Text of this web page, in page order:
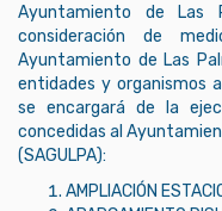
Ayuntamiento de Las
consideración de
Ayuntamiento de Las
entidades y organismos
se encargará de la
concedidas al
(SAGULPA):
AMPLIACIÓN